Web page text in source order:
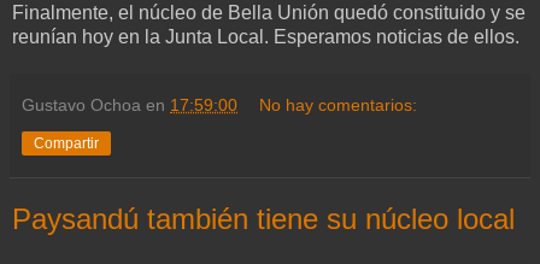
Finalmente, el núcleo de Bella Unión quedó constituido y se
reunían hoy en la Junta Local. Esperamos noticias de ellos.
Gustavo Ochoa en 17:59:00 No hay comentarios:
Compartir
Paysandú también tiene su núcleo local